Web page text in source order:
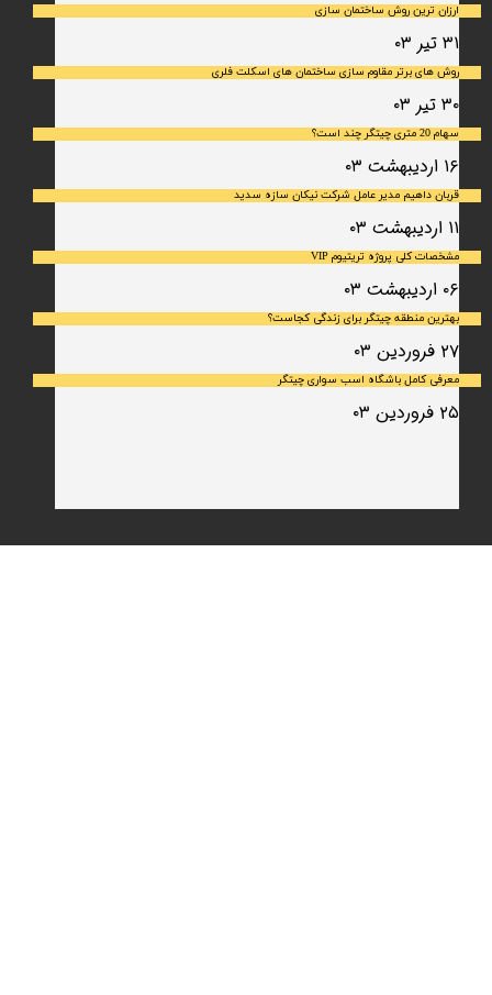
ارزان ترین روش ساختمان سازی
۳۱ تیر ۰۳
روش های برتر مقاوم سازی ساختمان های اسکلت فلری
۳۰ تیر ۰۳
سهام 20 متری چیتگر چند است؟
۱۶ اردیبهشت ۰۳
قربان داهیم مدیر عامل شرکت نیکان سازه سدید
۱۱ اردیبهشت ۰۳
مشخصات کلی پروژه تریتیوم VIP
۰۶ اردیبهشت ۰۳
بهترین منطقه چیتگر برای زندگی کجاست؟
۲۷ فروردین ۰۳
معرفی کامل باشگاه اسب سواری چیتگر
۲۵ فروردین ۰۳